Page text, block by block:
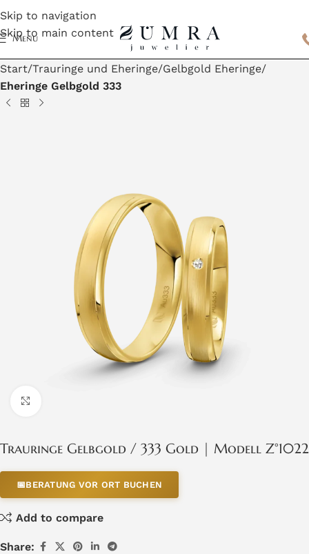
Skip to navigation
Skip to main content
Menu
Start Trauringe und Eheringe Gelbgold Eheringe
Eheringe Gelbgold 333
Trauringe Gelbgold / 333 Gold | Modell Z°1022
📅BERATUNG VOR ORT BUCHEN
Add to compare
Share: